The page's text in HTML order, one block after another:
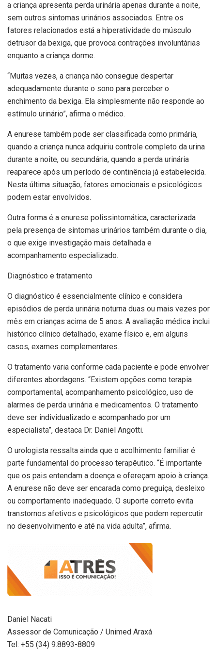
a criança apresenta perda urinária apenas durante a noite,
sem outros sintomas urinários associados. Entre os
fatores relacionados está a hiperatividade do músculo
detrusor da bexiga, que provoca contrações involuntárias
enquanto a criança dorme.
“Muitas vezes, a criança não consegue despertar
adequadamente durante o sono para perceber o
enchimento da bexiga. Ela simplesmente não responde ao
estímulo urinário”, afirma o médico.
A enurese também pode ser classificada como primária,
quando a criança nunca adquiriu controle completo da urina
durante a noite, ou secundária, quando a perda urinária
reaparece após um período de continência já estabelecida.
Nesta última situação, fatores emocionais e psicológicos
podem estar envolvidos.
Outra forma é a enurese polissintomática, caracterizada
pela presença de sintomas urinários também durante o dia,
o que exige investigação mais detalhada e
acompanhamento especializado.
Diagnóstico e tratamento
O diagnóstico é essencialmente clínico e considera
episódios de perda urinária noturna duas ou mais vezes por
mês em crianças acima de 5 anos. A avaliação médica inclui
histórico clínico detalhado, exame físico e, em alguns
casos, exames complementares.
O tratamento varia conforme cada paciente e pode envolver
diferentes abordagens. “Existem opções como terapia
comportamental, acompanhamento psicológico, uso de
alarmes de perda urinária e medicamentos. O tratamento
deve ser individualizado e acompanhado por um
especialista”, destaca Dr. Daniel Angotti.
O urologista ressalta ainda que o acolhimento familiar é
parte fundamental do processo terapêutico. “É importante
que os pais entendam a doença e ofereçam apoio à criança.
A enurese não deve ser encarada como preguiça, desleixo
ou comportamento inadequado. O suporte correto evita
transtornos afetivos e psicológicos que podem repercutir
no desenvolvimento e até na vida adulta”, afirma.
Daniel Nacati
Assessor de Comunicação / Unimed Araxá
Tel: +55 (34) 9.8893-8809